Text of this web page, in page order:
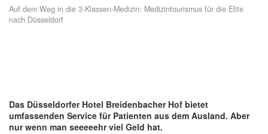
Auf dem Weg in die 3-Klassen-Medizin: Medizintourismus für die Elite
nach Düsseldorf
Das Düsseldorfer Hotel Breidenbacher Hof bietet
umfassenden Service für Patienten aus dem Ausland. Aber
nur wenn man seeeeehr viel Geld hat.